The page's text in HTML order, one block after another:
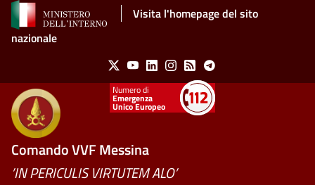
Salta al contenuto principaleVisita l'homepage del sito
nazionale
Social Menu
X YoutubeLinkedinInstagram
Feed Telegram
Emergenza
Unico Europeo
Comando VVF Messina
’IN PERICULIS VIRTUTEM ALO’